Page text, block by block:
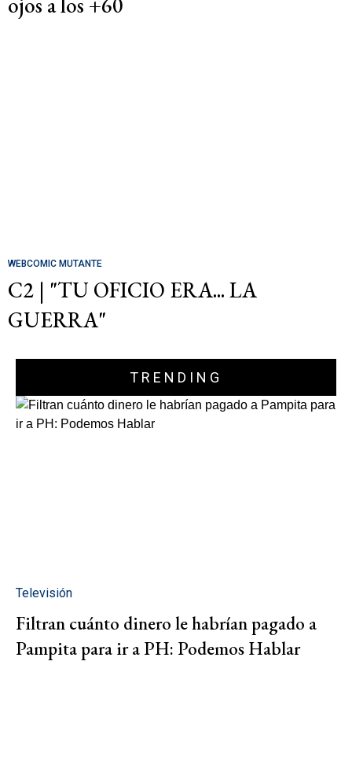
WEBCOMIC MUTANTE
C2 | "TU OFICIO ERA... LA
GUERRA"
TRENDING
Televisión
Filtran cuánto dinero le habrían pagado a
Pampita para ir a PH: Podemos Hablar